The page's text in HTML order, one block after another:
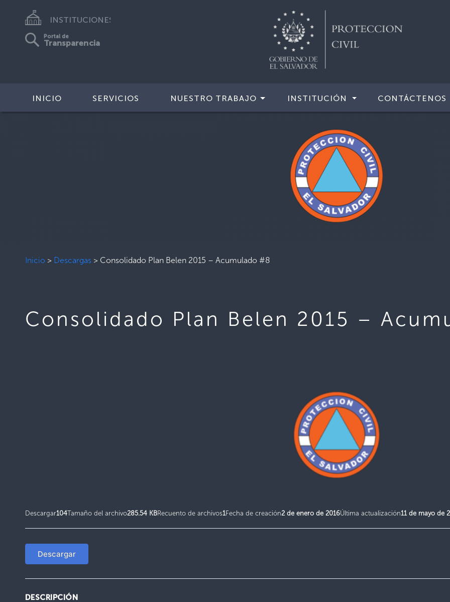
INSTITUCIONES
Portal de
Transparencia
INICIO SERVICIOS NUESTRO TRABAJO INSTITUCIÓN CONTÁCTENOS
Inicio > Descargas > Consolidado Plan Belen 2015 – Acumulado #8
Consolidado Plan Belen 2015 –
Descargar104Tamaño del archivo285.54 KBRecuento de archivos1Fecha de creación2 de enero de 2016Última actualización11 de mayo de
Descargar
DESCRIPCIÓN